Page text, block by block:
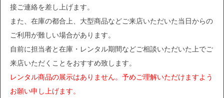
接ご連絡を差し上げます。
また、在庫の都合上、大型商品などご来店いただいた当日からの
ご利用が難しい場合があります。
自前に担当者と在庫・レンタル期間などご相談いただいた上でご
来店いただくことをおすすめ致します。
レンタル商品の展示はありません。予めご理解いただけますよう
お願い申し上げます。